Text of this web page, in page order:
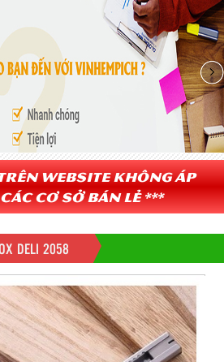
trên website không áp
cơ sở bán lẻ ***
DELI 2058